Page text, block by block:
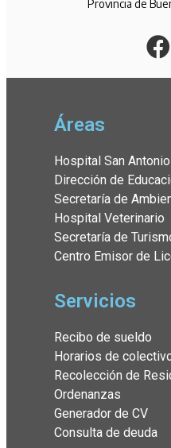
Provincia de
Áreas
Hospital San
Dirección de
Secretaría de
Hospital Veterinario
Secretaría de
Centro Emisor de
Servicios
Recibo de sueldo
Horarios de
Recolección de
Ordenanzas
Generador de CV
Consulta de deuda